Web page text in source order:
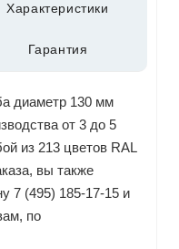
Характеристики
Гарантия
диаметр 130 мм
от 3 до 5
из 213 цветов RAL
вы также
7 (495) 185-17-15 и
по